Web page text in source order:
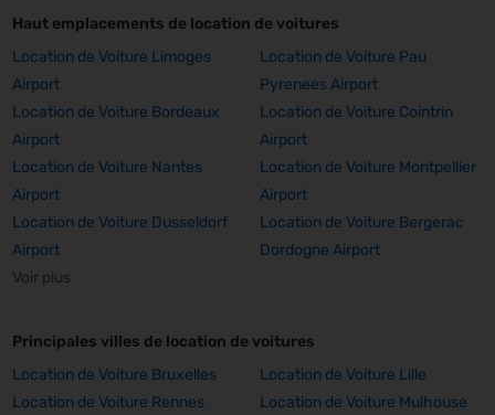
Haut emplacements de location de voitures
Location de Voiture Limoges
Airport
Location de Voiture Pau
Pyrenees Airport
Location de Voiture Bordeaux
Airport
Location de Voiture Cointrin
Airport
Location de Voiture Nantes
Airport
Location de Voiture Montpellier
Airport
Location de Voiture Dusseldorf
Airport
Location de Voiture Bergerac
Dordogne Airport
Voir plus
Principales villes de location de voitures
Location de Voiture Bruxelles
Location de Voiture Lille
Location de Voiture Rennes
Location de Voiture Mulhouse